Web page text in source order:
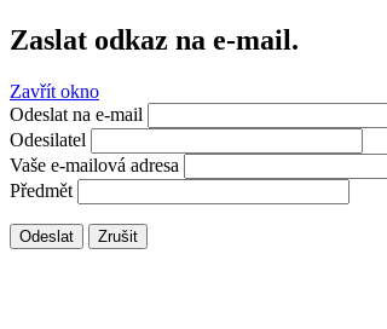
Zaslat odkaz na e-mail.
Zavřít okno
Odeslat na e-mail
Odesilatel
Vaše e-mailová adresa
Předmět
Odeslat Zrušit